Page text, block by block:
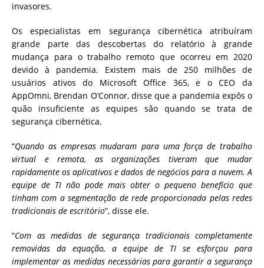
invasores.
Os especialistas em segurança cibernética atribuíram
grande parte das descobertas do relatório à grande
mudança para o trabalho remoto que ocorreu em 2020
devido à pandemia. Existem mais de 250 milhões de
usuários ativos do Microsoft Office 365, e o CEO da
AppOmni, Brendan O’Connor, disse que a pandemia expôs o
quão insuficiente as equipes são quando se trata de
segurança cibernética.
“Quando as empresas mudaram para uma força de trabalho
virtual e remota, as organizações tiveram que mudar
rapidamente os aplicativos e dados de negócios para a nuvem. A
equipe de TI não pode mais obter o pequeno benefício que
tinham com a segmentação de rede proporcionada pelas redes
tradicionais de escritório”, disse ele.
“Com as medidas de segurança tradicionais completamente
removidas da equação, a equipe de TI se esforçou para
implementar as medidas necessárias para garantir a segurança